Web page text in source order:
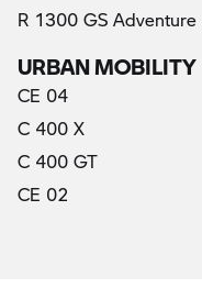
R 1300 GS Adventure
URBAN MOBILITY
CE 04
C 400 X
C 400 GT
CE 02